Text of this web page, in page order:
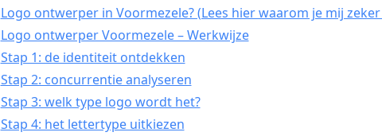
Logo ontwerper in Voormezele? (Lees hier waarom je mij
Logo ontwerper Voormezele – Werkwijze
Stap 1: de identiteit ontdekken
Stap 2: concurrentie analyseren
Stap 3: welk type logo wordt het?
Stap 4: het lettertype uitkiezen